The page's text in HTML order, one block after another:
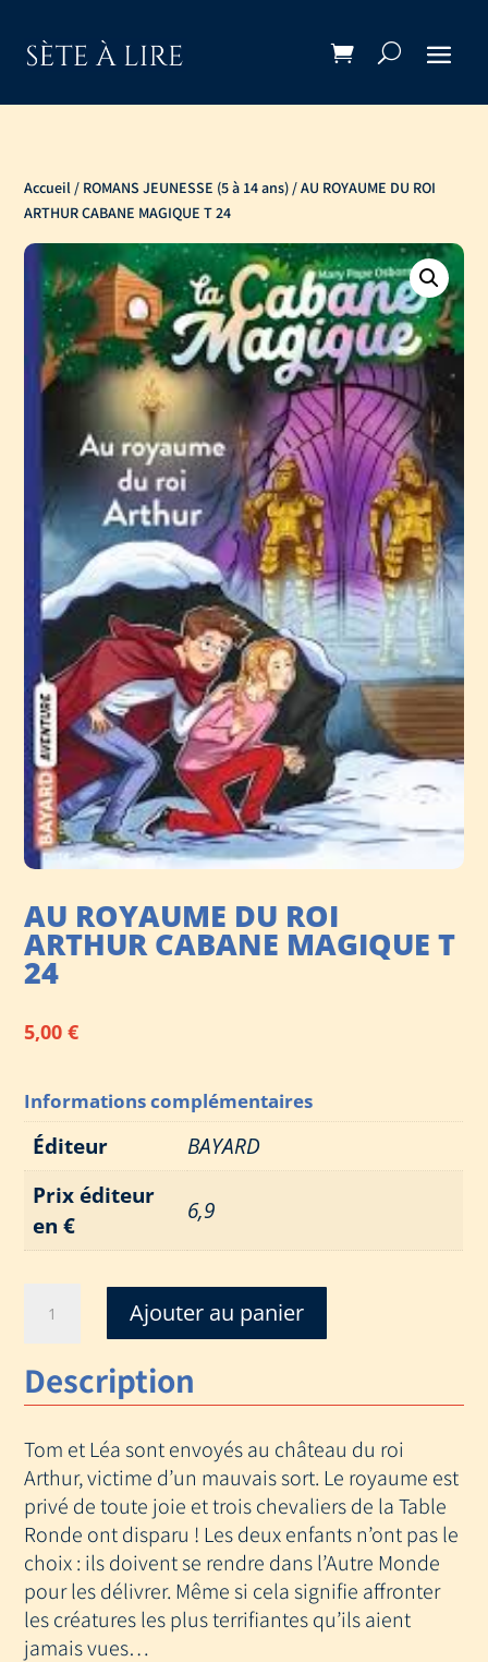
Accueil / ROMANS JEUNESSE (5 à 14 ans) / AU ROYAUME DU ROI
ARTHUR CABANE MAGIQUE T 24
AU ROYAUME DU ROI
ARTHUR CABANE MAGIQUE T
24
5,00€
Informations complémentaires
Éditeur
BAYARD
Prix éditeur
en €
6,9
AU
ROYAUME
DU
ARTHUR
CABANE
MAGIQUE
T
24
Ajouter au panier
Description
Tom et Léa sont envoyés au château du roi
Arthur, victime d’un mauvais sort. Le royaume est
privé de toute joie et trois chevaliers de la Table
Ronde ont disparu ! Les deux enfants n’ont pas le
choix : ils doivent se rendre dans l’Autre Monde
pour les délivrer. Même si cela signifie affronter
les créatures les plus terrifiantes qu’ils aient
jamais vues…